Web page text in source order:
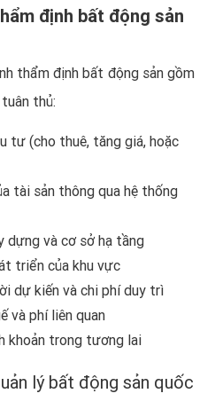
định bất động sản
thẩm định bất động sản gồm
thủ:
tư (cho thuê, tăng giá, hoặc
tài sản thông qua hệ thống
dựng và cơ sở hạ tầng
triển của khu vực
dự kiến và chi phí duy trì
và phí liên quan
khoản trong tương lai
lý bất động sản quốc